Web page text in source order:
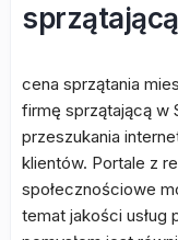
cena sprzątania
firmę sprzątającą w
przeszukania
klientów. Portale z
społecznościowe
temat jakości usług